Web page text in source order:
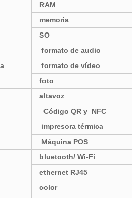
RAM
memoria
SO
formato de audio
formato de vídeo
foto
altavoz
Código QR y NFC
impresora térmica
Máquina POS
bluetooth/ Wi-Fi
ethernet RJ45
color